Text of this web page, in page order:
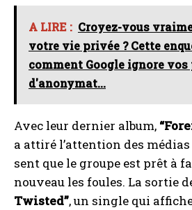
A LIRE : Croyez-vous
votre vie privée ? Cette
comment Google ignore vos
d'anonymat...
Avec leur dernier album,
a attiré l’attention des médias
sent que le groupe est prêt à
nouveau les foules. La sortie
Twisted”, un single qui